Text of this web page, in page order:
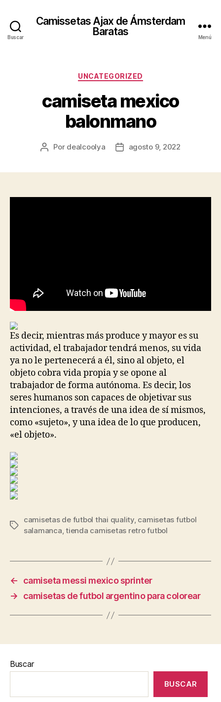
Buscar
Camissetas Ajax de Ámsterdam
Baratas
Menú
Categorías
UNCATEGORIZED
camiseta mexico
balonmano
Autor
Por dealcoolya
Fechaagosto 9, 2022
Es decir, mientras más produce y mayor es su
actividad, el trabajador tendrá menos, su vida
ya no le pertenecerá a él, sino al objeto, el
objeto cobra vida propia y se opone al
trabajador de forma autónoma. Es decir, los
seres humanos son capaces de objetivar sus
intenciones, a través de una idea de sí mismos,
como «sujeto», y una idea de lo que producen,
«el objeto».
Etiquetas
camisetas de futbol thai quality, camisetas futbol
salamanca,tienda camisetas retro futbol
←
camiseta messi mexico sprinter
→
camisetas de futbol argentino para colorear
Buscar
BUSCAR